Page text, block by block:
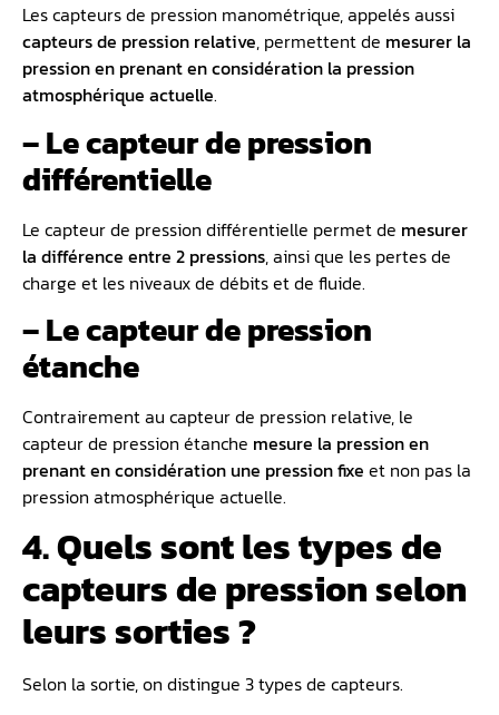
Les capteurs de pression manométrique, appelés aussi
capteurs de pression relative, permettent de mesurer la
pression en prenant en considération la pression
atmosphérique actuelle.
– Le capteur de pression
différentielle
Le capteur de pression différentielle permet de mesurer
la différence entre 2 pressions, ainsi que les pertes de
charge et les niveaux de débits et de fluide.
– Le capteur de pression
étanche
Contrairement au capteur de pression relative, le
capteur de pression étanche mesure la pression en
prenant en considération une pression fixe et non pas la
pression atmosphérique actuelle.
4. Quels sont les types de
capteurs de pression selon
leurs sorties ?
Selon la sortie, on distingue 3 types de capteurs.